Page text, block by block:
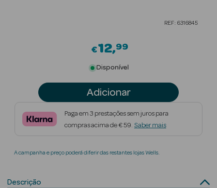
Beauty Season
Nutricosmética
Perfumes
Beauty Season
REF: 6316845
€12 99
Disponível
Adicionar
Paga em 3 prestações sem juros para
compras acima de € 59. Saber mais
A campanha e preço poderá diferir das restantes lojas Wells.
Descrição